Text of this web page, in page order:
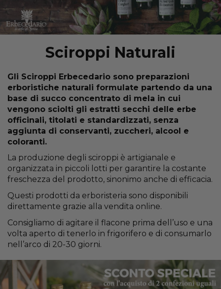
Sciroppi Naturali
Gli Sciroppi Erbecedario sono preparazioni
erboristiche naturali formulate partendo da una
base di succo concentrato di mela in cui
vengono sciolti gli estratti secchi delle erbe
officinali, titolati e standardizzati, senza
aggiunta di conservanti, zuccheri, alcool e
coloranti.
La produzione degli sciroppi è artigianale e
organizzata in piccoli lotti per garantire la costante
freschezza del prodotto, sinonimo anche di efficacia.
Questi prodotti da erboristeria sono disponibili
direttamente grazie alla vendita online.
Consigliamo di agitare il flacone prima dell’uso e una
volta aperto di tenerlo in frigorifero e di consumarlo
nell’arco di 20-30 giorni.